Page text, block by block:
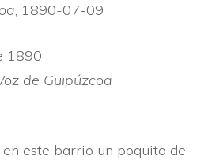
, 1890-07-09
1890
de Guipúzcoa
este barrio un poquito de